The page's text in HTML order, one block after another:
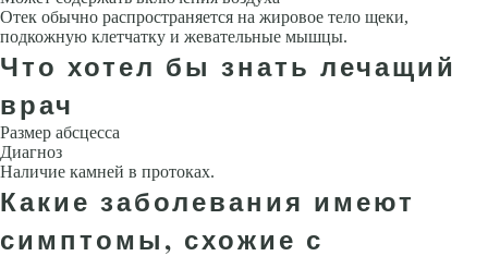
Отек обычно распространяется на жировое тело щеки,
подкожную клетчатку и жевательные мышцы.
Что хотел бы знать лечащий
врач
Размер абсцесса
Диагноз
Наличие камней в протоках.
Какие заболевания имеют
симптомы, схожие с